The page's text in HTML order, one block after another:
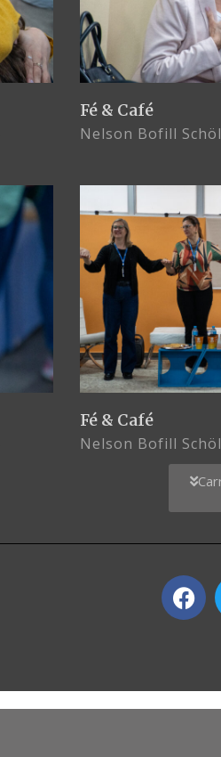
Fé & Café
Nelson Bofill
Fé & Café
Nelson Bofill